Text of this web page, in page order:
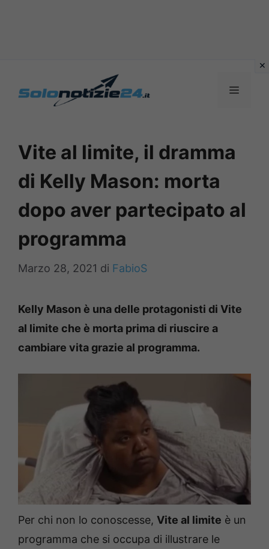
MENU
Vite al limite, il dramma
di Kelly Mason: morta
dopo aver partecipato al
programma
Marzo 28, 2021 di FabioS
Kelly Mason è una delle protagonisti di Vite
al limite che è morta prima di riuscire a
cambiare vita grazie al programma.
Per chi non lo conoscesse, Vite al limite è un
programma che si occupa di illustrare le